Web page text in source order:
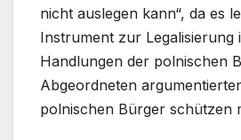
nicht auslegen kann“, da es
Instrument zur Legalisierung
Handlungen der polnischen
Abgeordneten
polnischen Bürger schützen